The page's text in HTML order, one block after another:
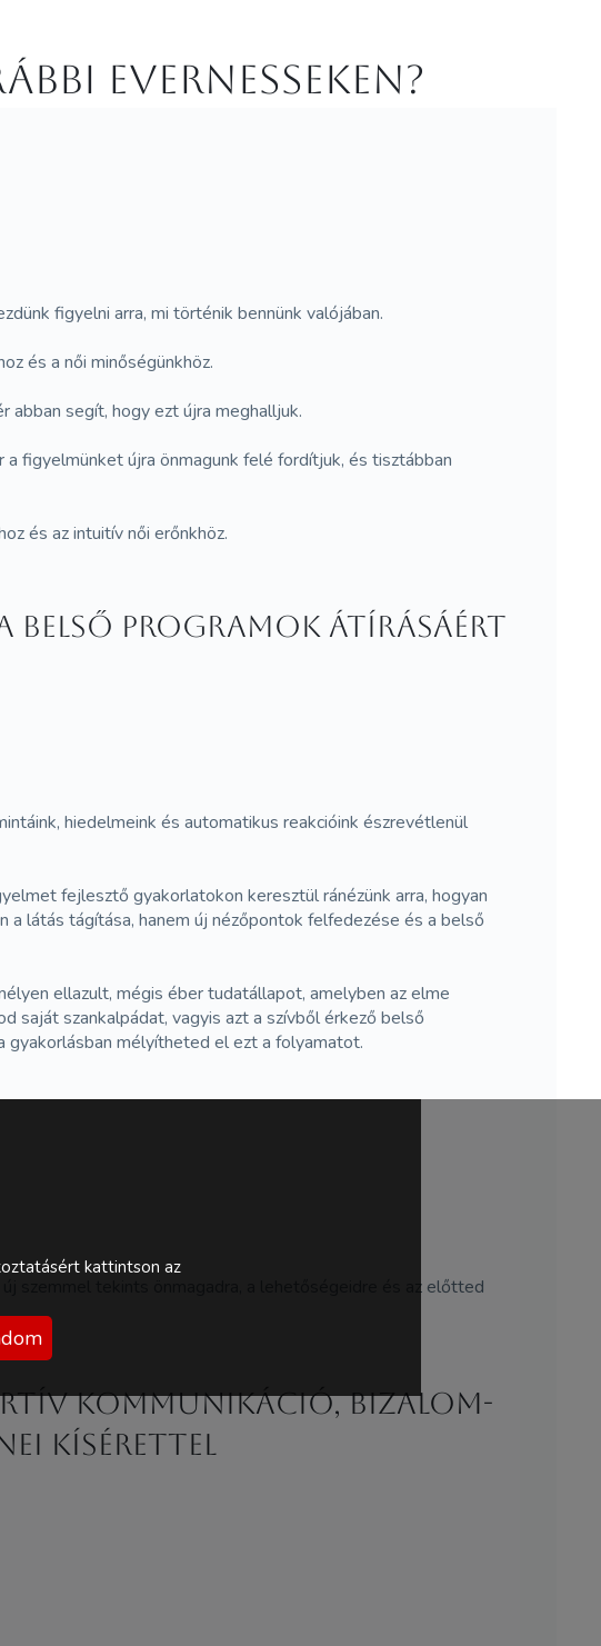
Evernesseken?
figyelni arra, mi történik bennünk valójában.
és a női minőségünkhöz.
abban segít, hogy ezt újra meghalljuk.
figyelmünket újra önmagunk felé fordítjuk, és tisztábban
és az intuitív női erőnkhöz.
a belső programok átírásáért
hiedelmeink és automatikus reakcióink észrevétlenül
fejlesztő gyakorlatokon keresztül ránézünk arra, hogyan
látás tágítása, hanem új nézőpontok felfedezése és a belső
ellazult, mégis éber tudatállapot, amelyben az elme
saját szankalpádat, vagyis azt a szívből érkező belső
mélyítheted el ezt a folyamatot.
szemmel tekints önmagadra, a lehetőségeidre és az előtted
kommunikáció, bizalom-
kísérettel
kattintson az